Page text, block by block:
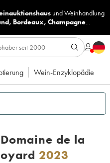
undWeinhandlung
, Bordeaux, Champagne...
Wein-Enzyklopädie
de la
2023